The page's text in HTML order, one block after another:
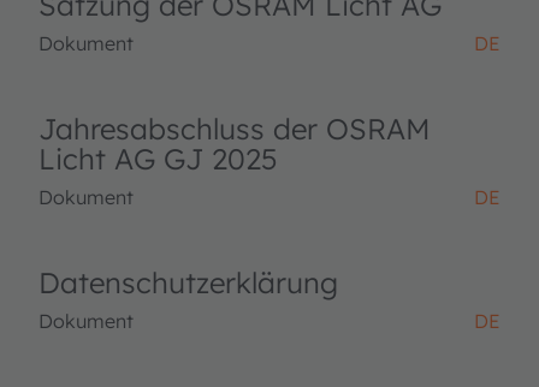
Dokument DE
Jahresabschluss der OSRAM
Licht AG GJ 2025
Dokument DE
Datenschutzerklärung
Dokument DE